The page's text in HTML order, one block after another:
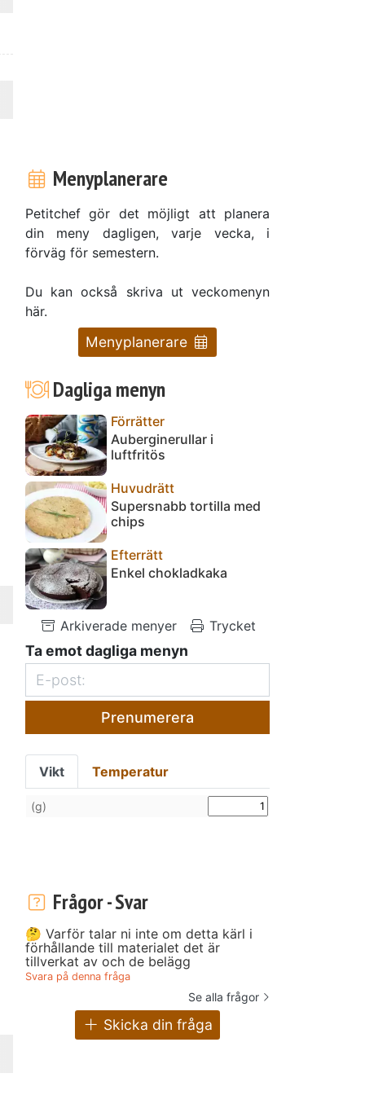
Menyplanerare
Petitchef gör det möjligt att planera
din meny dagligen, varje vecka, i
förväg för semestern.
Du kan också skriva ut veckomenyn
här.
Menyplanerare
Dagliga menyn
Förrätter
Auberginerullar i
luftfritös
Huvudrätt
Supersnabb tortilla med
chips
Efterrätt
Enkel chokladkaka
Arkiverade menyer Trycket
Ta emot dagliga menyn
Prenumerera
Vikt Temperatur
(g)
Frågor - Svar
🤔 Varför talar ni inte om detta kärl i
förhållande till materialet det är
tillverkat av och de belägg
Svara på denna fråga
Se alla frågor
Skicka din fråga